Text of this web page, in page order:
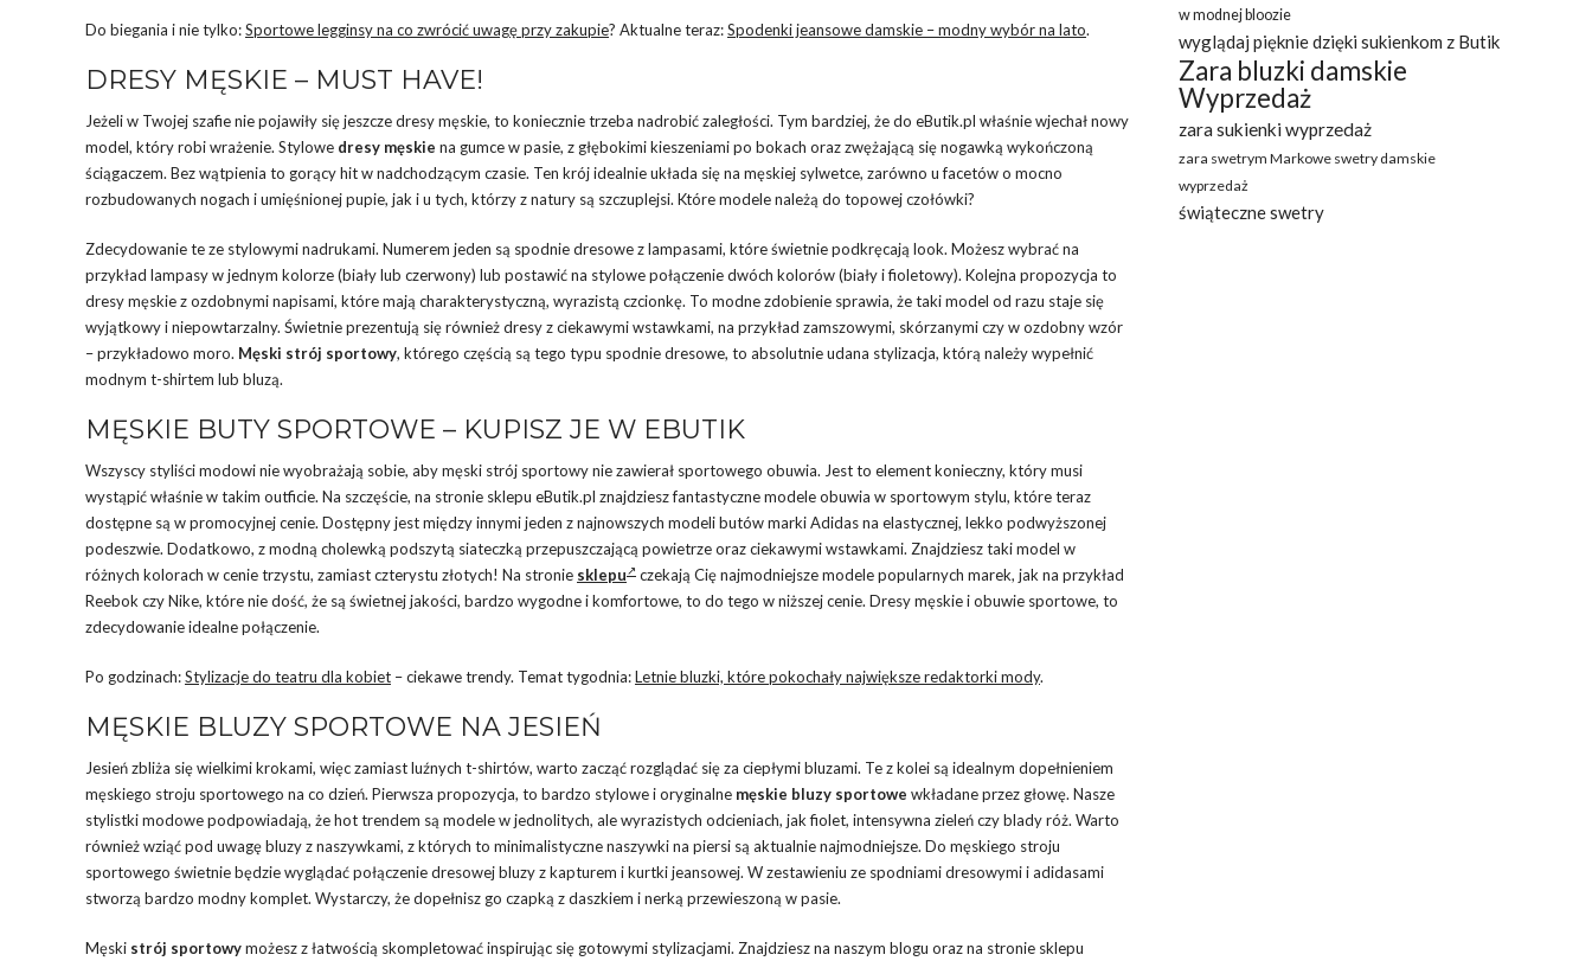
Do biegania i nie tylko:Sportowe legginsy na co zwrócić uwagę przy zakupie? Aktualne teraz:Spodenki jeansowe damskie – modny wybór na lato.
DRESY MĘSKIE – MUST HAVE!
Jeżeli w Twojej szafie nie pojawiły się jeszcze dresy męskie, to koniecznie trzeba nadrobić zaległości. Tym bardziej, że do eButik.pl właśnie wjechał nowy
model, który robi wrażenie. Stylowe dresy męskie na gumce w pasie, z głębokimi kieszeniami po bokach oraz zwężającą się nogawką wykończoną
ściągaczem. Bez wątpienia to gorący hit w nadchodzącym czasie. Ten krój idealnie układa się na męskiej sylwetce, zarówno u facetów o mocno
rozbudowanych nogach i umięśnionej pupie, jak i u tych, którzy z natury są szczuplejsi. Które modele należą do topowej czołówki?
Zdecydowanie te ze stylowymi nadrukami. Numerem jeden są spodnie dresowe z lampasami, które świetnie podkręcają look. Możesz wybrać na
przykład lampasy w jednym kolorze (biały lub czerwony) lub postawić na stylowe połączenie dwóch kolorów (biały i fioletowy). Kolejna propozycja to
dresy męskie z ozdobnymi napisami, które mają charakterystyczną, wyrazistą czcionkę. To modne zdobienie sprawia, że taki model od razu staje się
wyjątkowy i niepowtarzalny. Świetnie prezentują się również dresy z ciekawymi wstawkami, na przykład zamszowymi, skórzanymi czy w ozdobny wzór
– przykładowo moro. Męski strój sportowy, którego częścią są tego typu spodnie dresowe, to absolutnie udana stylizacja, którą należy wypełnić
modnym t-shirtem lub bluzą.
MĘSKIE BUTY SPORTOWE – KUPISZ JE W EBUTIK
Wszyscy styliści modowi nie wyobrażają sobie, aby męski strój sportowy nie zawierał sportowego obuwia. Jest to element konieczny, który musi
wystąpić właśnie w takim outficie. Na szczęście, na stronie sklepu eButik.pl znajdziesz fantastyczne modele obuwia w sportowym stylu, które teraz
dostępne są w promocyjnej cenie. Dostępny jest między innymi jeden z najnowszych modeli butów marki Adidas na elastycznej, lekko podwyższonej
podeszwie. Dodatkowo, z modną cholewką podszytą siateczką przepuszczającą powietrze oraz ciekawymi wstawkami. Znajdziesz taki model w
różnych kolorach w cenie trzystu, zamiast czterystu złotych! Na stronie sklepu
czekają Cię najmodniejsze modele popularnych marek, jak na przykład
Reebok czy Nike, które nie dość, że są świetnej jakości, bardzo wygodne i komfortowe, to do tego w niższej cenie. Dresy męskie i obuwie sportowe, to
zdecydowanie idealne połączenie.
Po godzinach:Stylizacje do teatru dla kobiet – ciekawe trendy. Temat tygodnia:Letnie bluzki, które pokochały największe redaktorki mody.
MĘSKIE BLUZY SPORTOWE NA JESIEŃ
Jesień zbliża się wielkimi krokami, więc zamiast luźnych t-shirtów, warto zacząć rozglądać się za ciepłymi bluzami. Te z kolei są idealnym dopełnieniem
męskiego stroju sportowego na co dzień. Pierwsza propozycja, to bardzo stylowe i oryginalne męskie bluzy sportowe wkładane przez głowę. Nasze
stylistki modowe podpowiadają, że hot trendem są modele w jednolitych, ale wyrazistych odcieniach, jak fiolet, intensywna zieleń czy blady róż. Warto
również wziąć pod uwagę bluzy z naszywkami, z których to minimalistyczne naszywki na piersi są aktualnie najmodniejsze. Do męskiego stroju
sportowego świetnie będzie wyglądać połączenie dresowej bluzy z kapturem i kurtki jeansowej. W zestawieniu ze spodniami dresowymi i adidasami
stworzą bardzo modny komplet. Wystarczy, że dopełnisz go czapką z daszkiem i nerką przewieszoną w pasie.
Męski strój sportowymożesz z łatwością skompletować inspirując się gotowymi stylizacjami. Znajdziesz na naszym blogu oraz na stronie sklepu
w modnej bloozie
wyglądaj pięknie dzięki sukienkom z Butik
Zara bluzki damskie
Wyprzedaż
zara sukienki wyprzedaż
zara swetrym Markowe swetry damskie
wyprzedaż
świąteczne swetry